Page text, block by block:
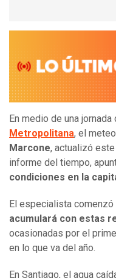
En medio de una
Metropolitana, el
Marcone, actualizó
informe del tiempo,
condiciones en la
El especialista comenzó
acumulará con estas
ocasionadas por el
en lo que va del año.
En Santiago, el agua